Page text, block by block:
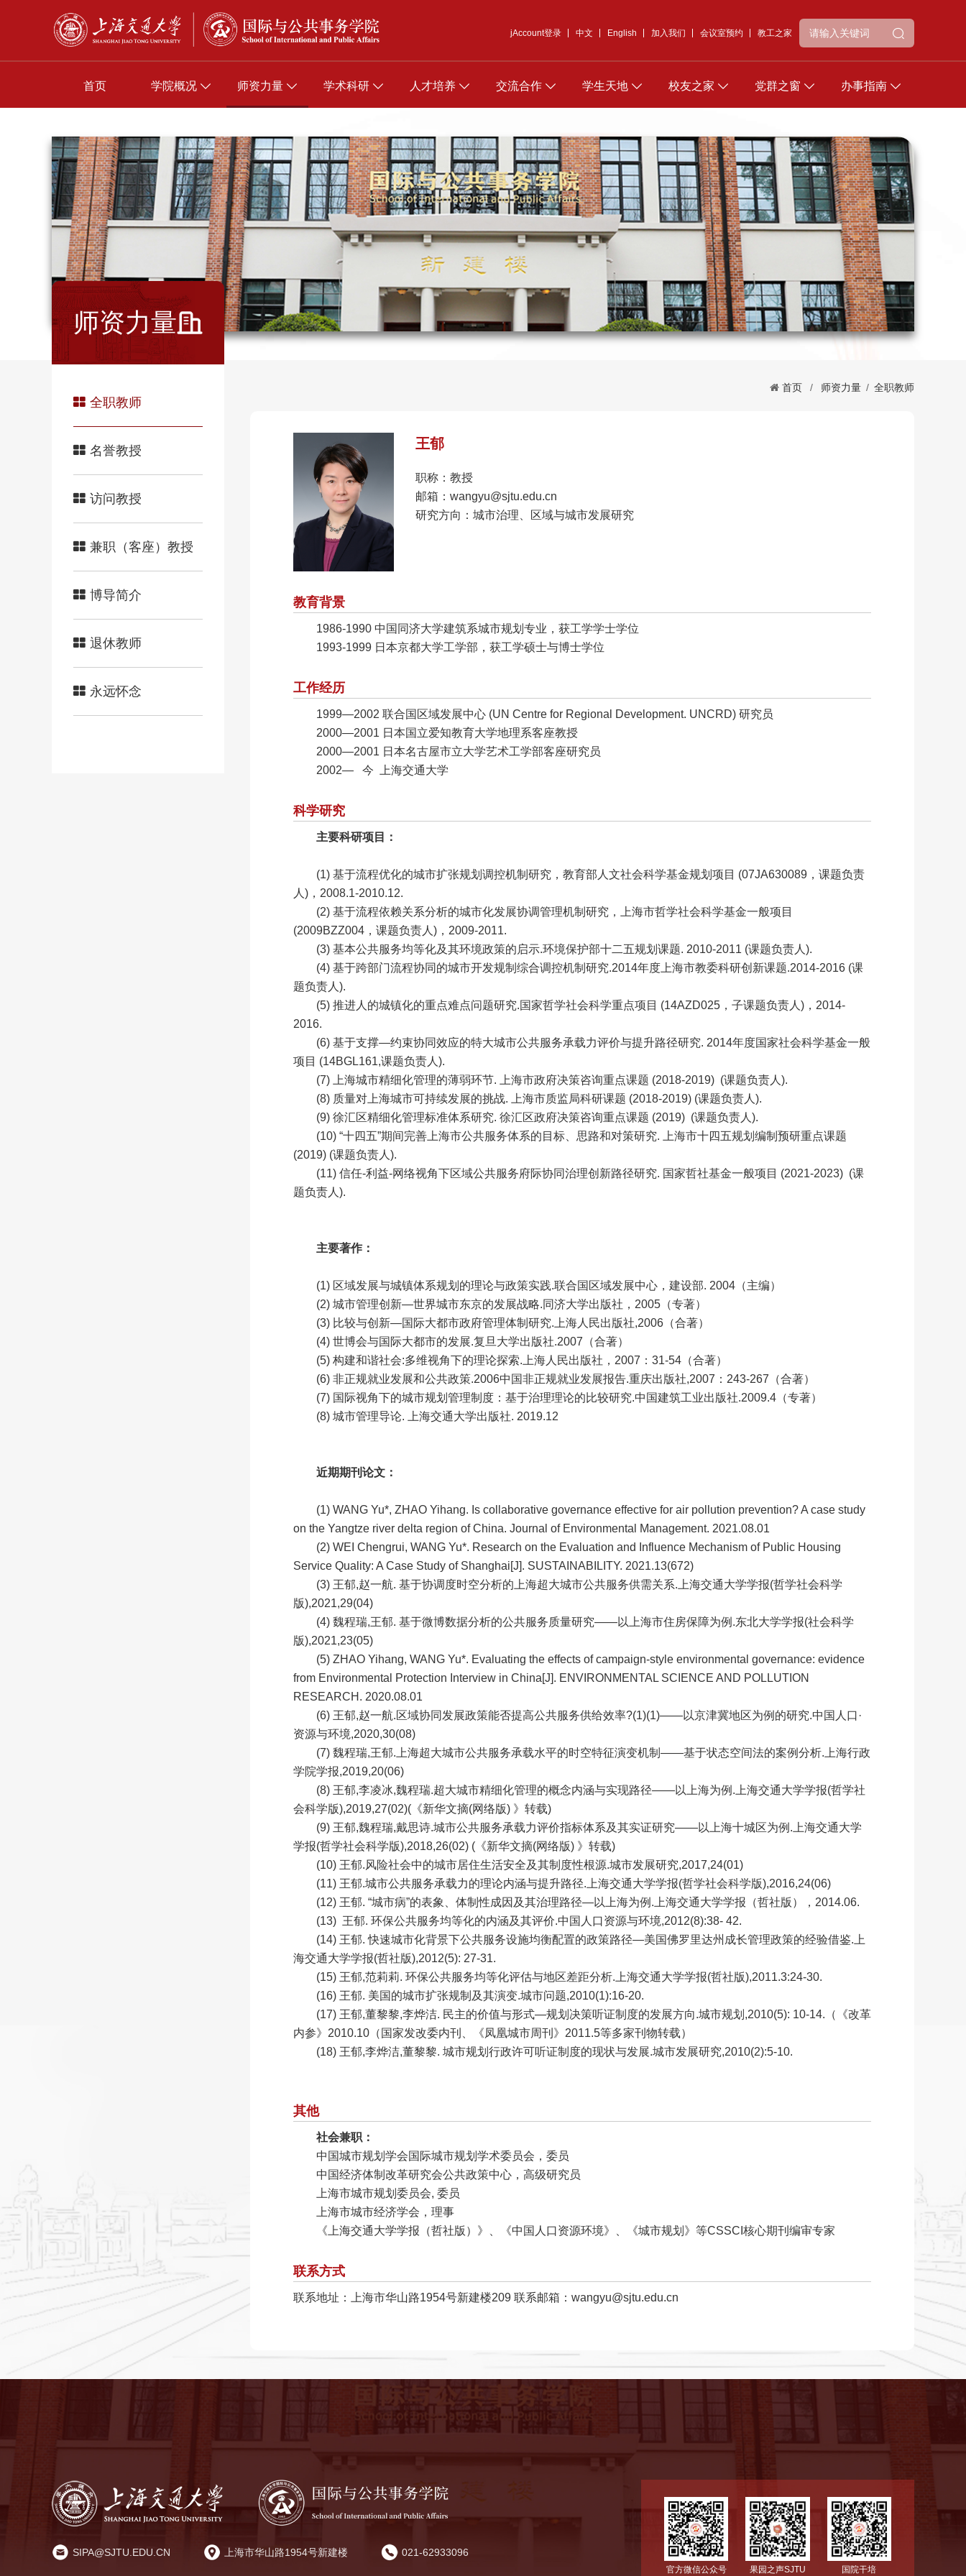
jAccount登录 中文 English 加入我们 会议室预约 教工之家
首页 学院概况 师资力量 学术科研 人才培养 交流合作 学生天地 校友之家 党群之窗 办事指南
师资力量
全职教师
名誉教授
访问教授
兼职（客座）教授
博导简介
退休教师
永远怀念
首页 / 师资力量 / 全职教师
王郁
职称：教授
邮箱：wangyu@sjtu.edu.cn
研究方向：城市治理、区域与城市发展研究
教育背景
1986-1990 中国同济大学建筑系城市规划专业，获工学学士学位
1993-1999 日本京都大学工学部，获工学硕士与博士学位
工作经历
1999—2002 联合国区域发展中心 (UN Centre for Regional Development. UNCRD) 研究员
2000—2001 日本国立爱知教育大学地理系客座教授
2000—2001 日本名古屋市立大学艺术工学部客座研究员
2002— 今 上海交通大学
科学研究
主要科研项目：
(1) 基于流程优化的城市扩张规划调控机制研究，教育部人文社会科学基金规划项目 (07JA630089，课题负责
人)，2008.1-2010.12.
(2) 基于流程依赖关系分析的城市化发展协调管理机制研究，上海市哲学社会科学基金一般项目
(2009BZZ004，课题负责人)，2009-2011.
(3) 基本公共服务均等化及其环境政策的启示.环境保护部十二五规划课题. 2010-2011 (课题负责人).
(4) 基于跨部门流程协同的城市开发规制综合调控机制研究.2014年度上海市教委科研创新课题.2014-2016 (课
题负责人).
(5) 推进人的城镇化的重点难点问题研究.国家哲学社会科学重点项目 (14AZD025，子课题负责人)，2014-
2016.
(6) 基于支撑—约束协同效应的特大城市公共服务承载力评价与提升路径研究. 2014年度国家社会科学基金一般
项目 (14BGL161,课题负责人).
(7) 上海城市精细化管理的薄弱环节. 上海市政府决策咨询重点课题 (2018-2019) (课题负责人).
(8) 质量对上海城市可持续发展的挑战. 上海市质监局科研课题 (2018-2019) (课题负责人).
(9) 徐汇区精细化管理标准体系研究. 徐汇区政府决策咨询重点课题 (2019) (课题负责人).
(10) “十四五”期间完善上海市公共服务体系的目标、思路和对策研究. 上海市十四五规划编制预研重点课题
(2019) (课题负责人).
(11) 信任-利益-网络视角下区域公共服务府际协同治理创新路径研究. 国家哲社基金一般项目 (2021-2023) (课
题负责人).
主要著作：
(1) 区域发展与城镇体系规划的理论与政策实践.联合国区域发展中心，建设部. 2004（主编）
(2) 城市管理创新—世界城市东京的发展战略.同济大学出版社，2005（专著）
(3) 比较与创新—国际大都市政府管理体制研究.上海人民出版社,2006（合著）
(4) 世博会与国际大都市的发展.复旦大学出版社.2007（合著）
(5) 构建和谐社会:多维视角下的理论探索.上海人民出版社，2007：31-54（合著）
(6) 非正规就业发展和公共政策.2006中国非正规就业发展报告.重庆出版社,2007：243-267（合著）
(7) 国际视角下的城市规划管理制度：基于治理理论的比较研究.中国建筑工业出版社.2009.4（专著）
(8) 城市管理导论. 上海交通大学出版社. 2019.12
近期期刊论文：
(1) WANG Yu*, ZHAO Yihang. Is collaborative governance effective for air pollution prevention? A case study
on the Yangtze river delta region of China. Journal of Environmental Management. 2021.08.01
(2) WEI Chengrui, WANG Yu*. Research on the Evaluation and Influence Mechanism of Public Housing
Service Quality: A Case Study of Shanghai[J]. SUSTAINABILITY. 2021.13(672)
(3) 王郁,赵一航. 基于协调度时空分析的上海超大城市公共服务供需关系.上海交通大学学报(哲学社会科学
版),2021,29(04)
(4) 魏程瑞,王郁. 基于微博数据分析的公共服务质量研究——以上海市住房保障为例.东北大学学报(社会科学
版),2021,23(05)
(5) ZHAO Yihang, WANG Yu*. Evaluating the effects of campaign-style environmental governance: evidence
from Environmental Protection Interview in China[J]. ENVIRONMENTAL SCIENCE AND POLLUTION
RESEARCH. 2020.08.01
(6) 王郁,赵一航.区域协同发展政策能否提高公共服务供给效率?(1)(1)——以京津冀地区为例的研究.中国人口·
资源与环境,2020,30(08)
(7) 魏程瑞,王郁.上海超大城市公共服务承载水平的时空特征演变机制——基于状态空间法的案例分析.上海行政
学院学报,2019,20(06)
(8) 王郁,李凌冰,魏程瑞.超大城市精细化管理的概念内涵与实现路径——以上海为例.上海交通大学学报(哲学社
会科学版),2019,27(02)(《新华文摘(网络版) 》转载)
(9) 王郁,魏程瑞,戴思诗.城市公共服务承载力评价指标体系及其实证研究——以上海十城区为例.上海交通大学
学报(哲学社会科学版),2018,26(02) (《新华文摘(网络版) 》转载)
(10) 王郁.风险社会中的城市居住生活安全及其制度性根源.城市发展研究,2017,24(01)
(11) 王郁.城市公共服务承载力的理论内涵与提升路径.上海交通大学学报(哲学社会科学版),2016,24(06)
(12) 王郁. “城市病”的表象、体制性成因及其治理路径—以上海为例.上海交通大学学报（哲社版），2014.06.
(13) 王郁. 环保公共服务均等化的内涵及其评价.中国人口资源与环境,2012(8):38- 42.
(14) 王郁. 快速城市化背景下公共服务设施均衡配置的政策路径—美国佛罗里达州成长管理政策的经验借鉴.上
海交通大学学报(哲社版),2012(5): 27-31.
(15) 王郁,范莉莉. 环保公共服务均等化评估与地区差距分析.上海交通大学学报(哲社版),2011.3:24-30.
(16) 王郁. 美国的城市扩张规制及其演变.城市问题,2010(1):16-20.
(17) 王郁,董黎黎,李烨洁. 民主的价值与形式—规划决策听证制度的发展方向.城市规划,2010(5): 10-14.（《改革
内参》2010.10（国家发改委内刊、《凤凰城市周刊》2011.5等多家刊物转载）
(18) 王郁,李烨洁,董黎黎. 城市规划行政许可听证制度的现状与发展.城市发展研究,2010(2):5-10.
其他
社会兼职：
中国城市规划学会国际城市规划学术委员会，委员
中国经济体制改革研究会公共政策中心，高级研究员
上海市城市规划委员会, 委员
上海市城市经济学会，理事
《上海交通大学学报（哲社版）》、《中国人口资源环境》、《城市规划》等CSSCI核心期刊编审专家
联系方式
联系地址：上海市华山路1954号新建楼209 联系邮箱：wangyu@sjtu.edu.cn
SIPA@SJTU.EDU.CN 上海市华山路1954号新建楼 021-62933096
官方微信公众号 果园之声SJTU 国院干培